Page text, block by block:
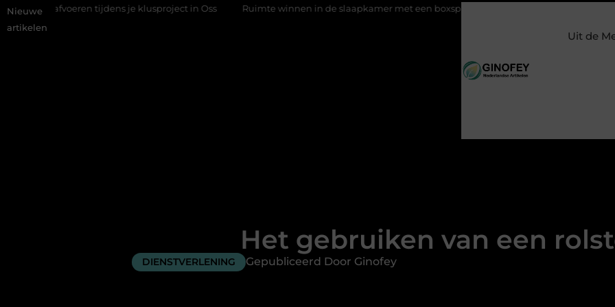
Nieuwe
artikelen
tijdens je klusproject in Oss Ruimte winnen in de slaapkamer met een boxspring met opbergruimte
Uit de
Het gebruiken van een
DIENSTVERLENING Gepubliceerd Door Ginofey